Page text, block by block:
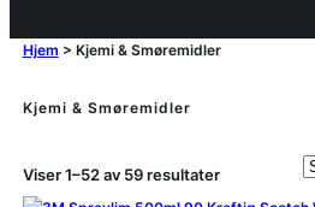
Hjem > Kjemi & Smøremidler
Kjemi & Smøremidler
Viser 1–52 av 59 resultater